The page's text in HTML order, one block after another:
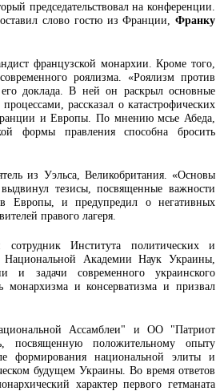
председательствовал на конференции.
слово гостю из Франции, Франку
французской монархии. Кроме того,
роялизма. «Роялизм против
доклада. В ней он раскрыл основные
рассказал о катастрофических
и Европы. По мнению мсье Абеда,
формы правления способна бросить
из Уэльса, Великобритания. «Основы
тезисы, посвященные важности
Европы, и предупредил о негативных
правого лагеря.
Института политических и
Академии Наук Украины,
и задачи современного украинского
монархизма и консерватизма и призвал
Ассамблеи" и ОО "Патриот
посвященную положительному опыту
формирования национальной элиты и
будущем Украины. Во время ответов
характер первого гетманата